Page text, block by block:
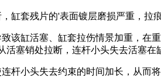
缸套残片的'表面镀层磨损严重，拉
该缸活塞、缸套拉伤情景加重，在
活塞销处拉断，连杆小头失去活塞
杆小头失去约束的时间加长，从而